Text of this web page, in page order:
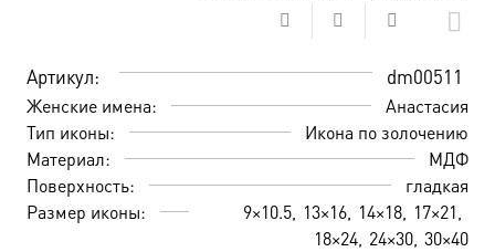
Артикул: dm00511
Женские имена:
Анастасия
Тип иконы:
Икона по золочению
Материал:
МДФ
Поверхность:
гладкая
Размер иконы:
9×10.5 13×16 14×18 17×21
18×24 24×30 30×40